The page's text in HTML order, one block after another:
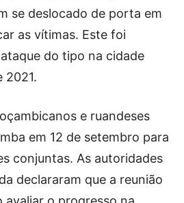
se deslocado de porta em
as vítimas. Este foi
do tipo na cidade
2021.
e ruandeses
em 12 de setembro para
conjuntas. As autoridades
declararam que a reunião